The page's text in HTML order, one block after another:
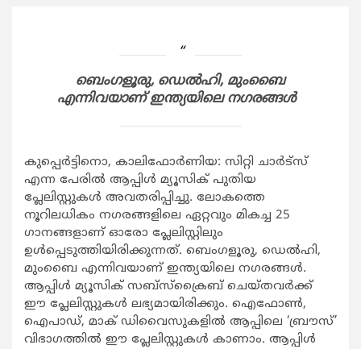
ബെംഗളൂരു, ഡെല്‍ഹി, മുംബൈ
എന്നിവയാണ് ഇന്ത്യയിലെ നഗരങ്ങള്‍
കുപ്പെര്‍ട്ടിനൊ, കാലിഫോര്‍ണിയ: സിറ്റി ചാര്‍ട്‌സ്
എന്ന പേരില്‍ ആപ്പിള്‍ മ്യൂസിക് പുതിയ
പ്ലേലിസ്റ്റുകള്‍ അവതരിപ്പിച്ചു. ലോകത്തെ
നൂറിലധികം നഗരങ്ങളിലെ ഏറ്റവും മികച്ച 25
ഗാനങ്ങളാണ് ഓരോ പ്ലേലിസ്റ്റിലും
ഉള്‍പ്പെടുത്തിയിരിക്കുന്നത്. ബെംഗളൂരു, ഡെല്‍ഹി,
മുംബൈ എന്നിവയാണ് ഇന്ത്യയിലെ നഗരങ്ങള്‍.
ആപ്പിള്‍ മ്യൂസിക് സബ്‌സ്‌ക്രൈബ് ചെയ്തവര്‍ക്ക്
ഈ പ്ലേലിസ്റ്റുകള്‍ ലഭ്യമായിരിക്കും. ഐഫോണ്‍,
ഐപാഡ്, മാക് ഡിവൈസുകളില്‍ ആപ്പിലെ ‘ബ്രൗസ്’
വിഭാഗത്തില്‍ ഈ പ്ലേലിസ്റ്റുകള്‍ കാണാം. ആപ്പിള്‍